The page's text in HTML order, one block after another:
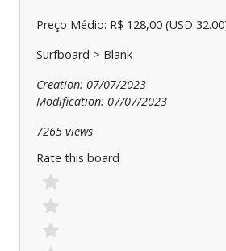
Preço Médio: R$ 128,00 (USD
Surfboard > Blank
Creation: 07/07/2023
Modification: 07/07/2023
7265 views
Rate this board